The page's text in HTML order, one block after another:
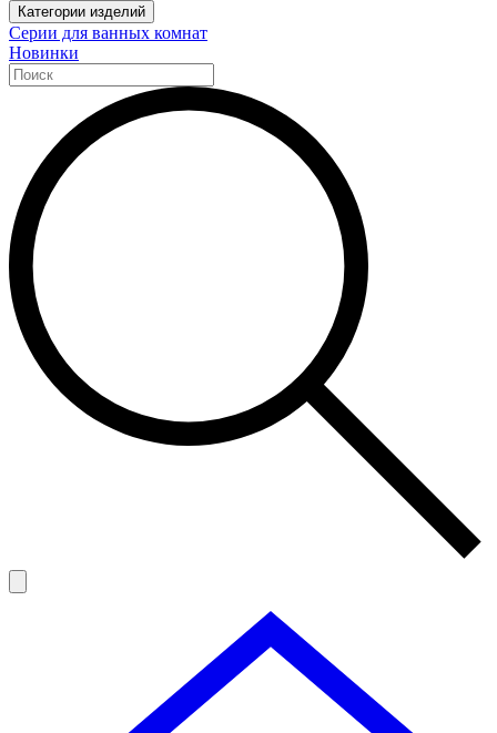
Категории изделий
Серии для ванных комнат
Новинки